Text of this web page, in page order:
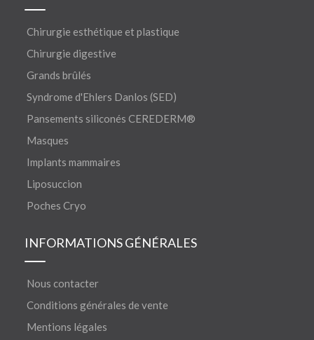
Chirurgie esthétique et plastique
Chirurgie digestive
Grands brûlés
Syndrome d'Ehlers Danlos (SED)
Pansements siliconés CEREDERM®
Masques
Implants mammaires
Liposuccion
Poches Cryo
INFORMATIONS GÉNÉRALES
Nous contacter
Conditions générales de vente
Mentions légales